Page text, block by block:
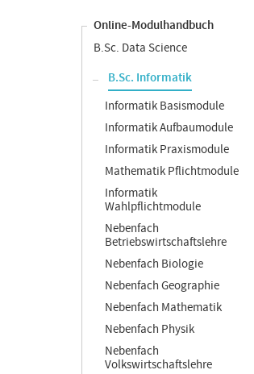
Online-Modulhandbuch
B.Sc. Data Science
B.Sc. Informatik
Informatik Basismodule
Informatik Aufbaumodule
Informatik Praxismodule
Mathematik Pflichtmodule
Informatik
Wahlpflichtmodule
Nebenfach
Betriebswirtschaftslehre
Nebenfach Biologie
Nebenfach Geographie
Nebenfach Mathematik
Nebenfach Physik
Nebenfach
Volkswirtschaftslehre